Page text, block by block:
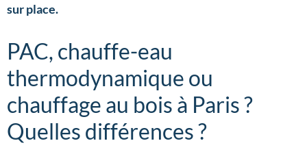
sur place.
PAC, chauffe-eau
thermodynamique ou
chauffage au bois à Paris ?
Quelles différences ?